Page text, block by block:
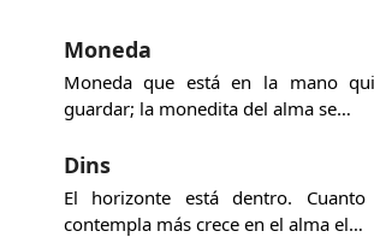
Moneda
Moneda que está en la mano
guardar; la monedita del alma se…
Dins
El horizonte está dentro.
contempla más crece en el alma el…